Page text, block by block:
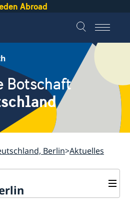
Abroad
Botschaft
Berlin Aktuelles